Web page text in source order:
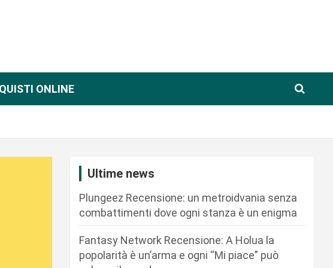
ONLINE
Ultime news
Plungeez Recensione: un metroidvania senza
combattimenti dove ogni stanza è un enigma
Fantasy Network Recensione: A Holua la
popolarità è un’arma e ogni “Mi piace” può